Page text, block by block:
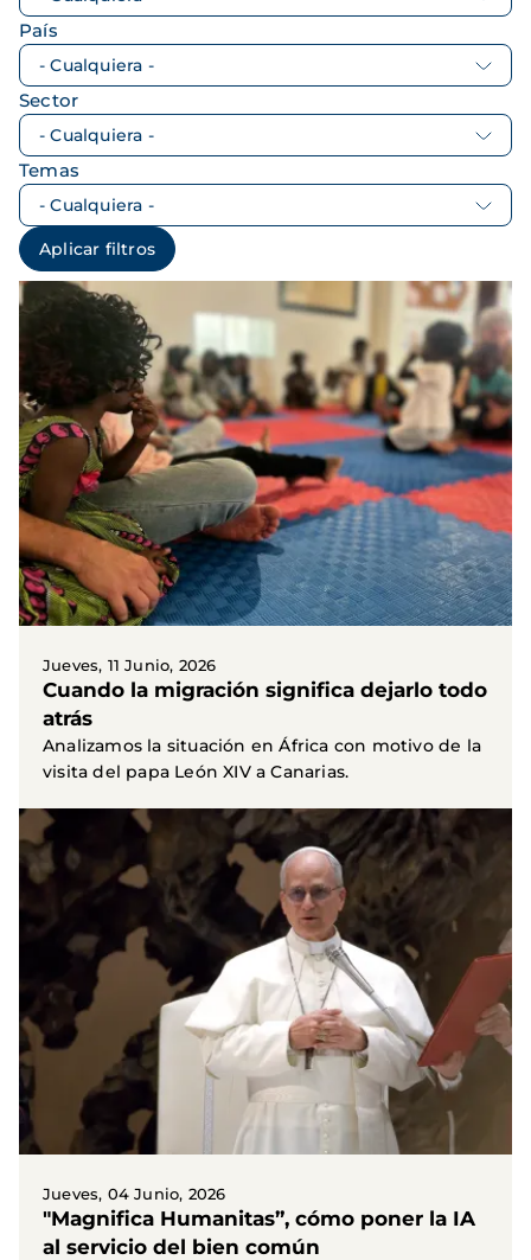
País
Sector
Temas
Jueves, 11 Junio, 2026
Cuando la migración significa dejarlo todo
atrás
Analizamos la situación en África con motivo de la
visita del papa León XIV a Canarias.
Jueves, 04 Junio, 2026
"Magnifica Humanitas”, cómo poner la IA
al servicio del bien común